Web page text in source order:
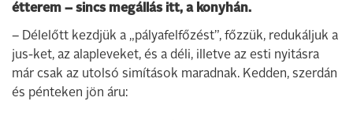
étterem – sincs megállás itt, a konyhán.
– Délelőtt kezdjük a „pályafelfőzést”, főzzük, redukáljuk a
jus-ket, az alapleveket, és a déli, illetve az esti nyitásra
már csak az utolsó simítások maradnak. Kedden, szerdán
és pénteken jön áru: